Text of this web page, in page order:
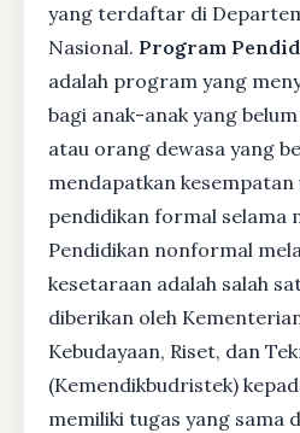
yang terdaftar di
Nasional. Program
adalah program yang
bagi anak-anak yang
atau orang dewasa yang
mendapatkan
pendidikan formal selama
Pendidikan nonformal
kesetaraan adalah salah
diberikan oleh
Kebudayaan, Riset, dan
(Kemendikbudristek)
memiliki tugas yang sama